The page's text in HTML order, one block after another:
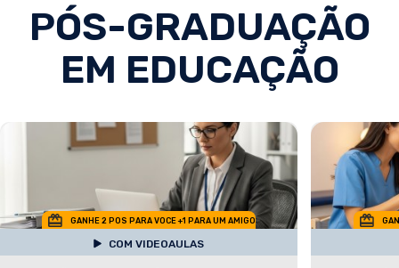
PÓS-GRADUAÇÃO
EM EDUCAÇÃO
GANHE 2 POS PARA VOCE +1 PARA UM AMIGO
COM VIDEOAULAS